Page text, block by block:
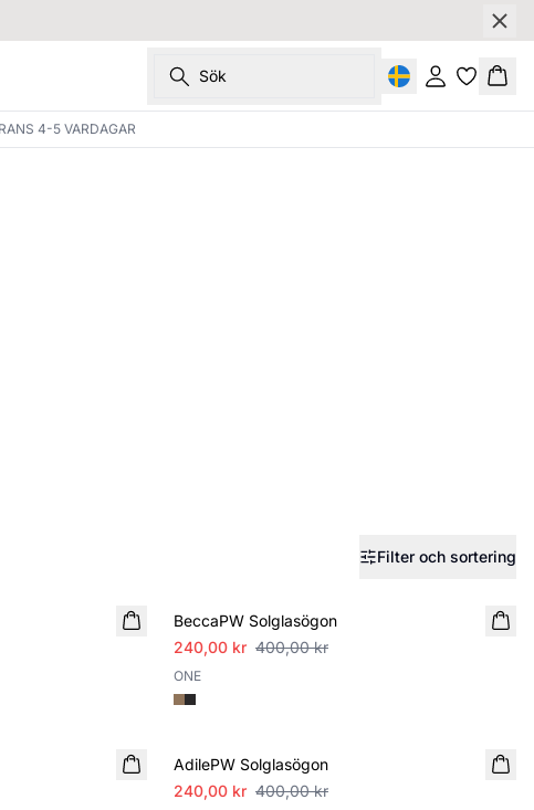
Sök Logga inKorg
4-5 VARDAGAR
Filter och sortering
BeccaPW Solglasögon
240,00 kr 400,00 kr
ONE
AdilePW Solglasögon
240,00 kr 400,00 kr